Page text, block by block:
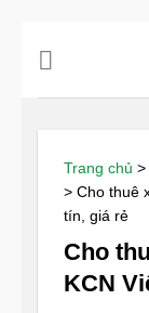
Trang chủ >
> Cho thuê
tín, giá rẻ
Cho
KCN